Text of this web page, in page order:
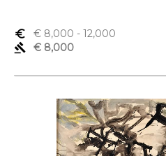
euro_symbol € 8,000 - 12,000
gavel
€ 8,000